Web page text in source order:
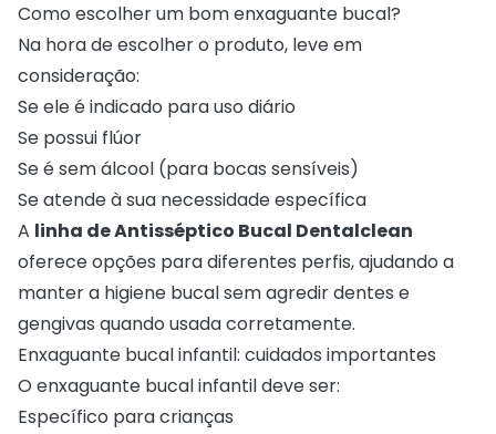
Como escolher um bom enxaguante bucal?
Na hora de escolher o produto, leve em
consideração:
Se ele é indicado para uso diário
Se possui flúor
Se é sem álcool (para bocas sensíveis)
Se atende à sua necessidade específica
A linha deAntisséptico Bucal Dentalclean
oferece opções para diferentes perfis, ajudando a
manter a higiene bucal sem agredir dentes e
gengivas quando usada corretamente.
Enxaguante bucal infantil: cuidados importantes
O enxaguante bucal infantil deve ser:
Específico para crianças